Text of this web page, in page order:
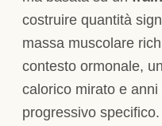
costruire quantità
massa muscolare
contesto ormonale,
calorico mirato e
progressivo